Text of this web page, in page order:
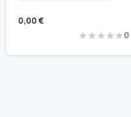
0,00 €
0